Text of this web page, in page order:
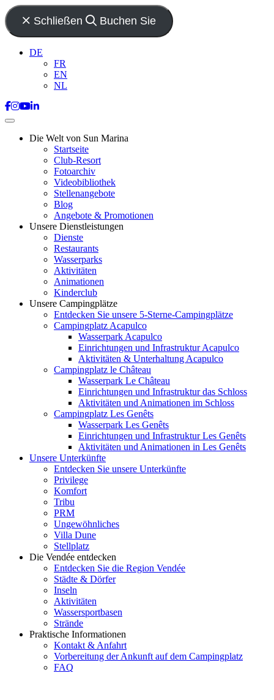
Schließen Buchen Sie
DE
FR
EN
NL
Die Welt von Sun Marina
Startseite
Club-Resort
Fotoarchiv
Videobibliothek
Stellenangebote
Blog
Angebote & Promotionen
Unsere Dienstleistungen
Dienste
Restaurants
Wasserparks
Aktivitäten
Animationen
Kinderclub
Unsere Campingplätze
Entdecken Sie unsere 5-Sterne-Campingplätze
Campingplatz Acapulco
Wasserpark Acapulco
Einrichtungen und Infrastruktur Acapulco
Aktivitäten & Unterhaltung Acapulco
Campingplatz le Château
Wasserpark Le Château
Einrichtungen und Infrastruktur das Schloss
Aktivitäten und Animationen im Schloss
Campingplatz Les Genêts
Wasserpark Les Genêts
Einrichtungen und Infrastruktur Les Genêts
Aktivitäten und Animationen in Les Genêts
Unsere Unterkünfte
Entdecken Sie unsere Unterkünfte
Privilege
Komfort
Tribu
PRM
Ungewöhnliches
Villa Dune
Stellplatz
Die Vendée entdecken
Entdecken Sie die Region Vendée
Städte & Dörfer
Inseln
Aktivitäten
Wassersportbasen
Strände
Praktische Informationen
Kontakt & Anfahrt
Vorbereitung der Ankunft auf dem Campingplatz
FAQ